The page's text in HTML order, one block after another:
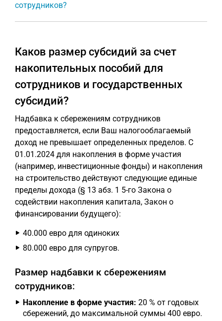
сотрудников?
Каков размер субсидий за счет
накопительных пособий для
сотрудников и государственных
субсидий?
Надбавка к сбережениям сотрудников
предоставляется, если Ваш налогооблагаемый
доход не превышает определенных пределов. С
01.01.2024 для накопления в форме участия
(например, инвестиционные фонды) и накопления
на строительство действуют следующие единые
пределы дохода (§ 13 абз. 1 5-го Закона о
содействии накопления капитала, Закон о
финансировании будущего):
40.000 евро для одиноких
80.000 евро для супругов.
Размер надбавки к сбережениям
сотрудников:
Накопление в форме участия: 20 % от годовых
сбережений, до максимальной суммы 400 евро.